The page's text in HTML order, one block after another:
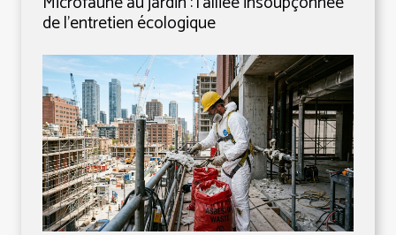
de l’entretien écologique